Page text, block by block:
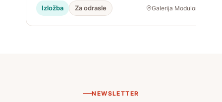
Izložba Za odrasle Galerija Modulor
NEWSLETTER